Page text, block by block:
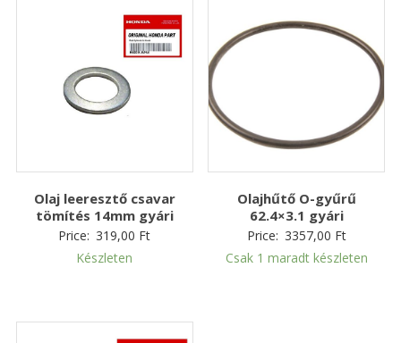
Olaj leeresztő csavar
tömítés 14mm gyári
Price: 319,00 Ft
Készleten
Olajhűtő O-gyűrű
62.4×3.1 gyári
Price: 3357,00 Ft
Csak 1 maradt készleten